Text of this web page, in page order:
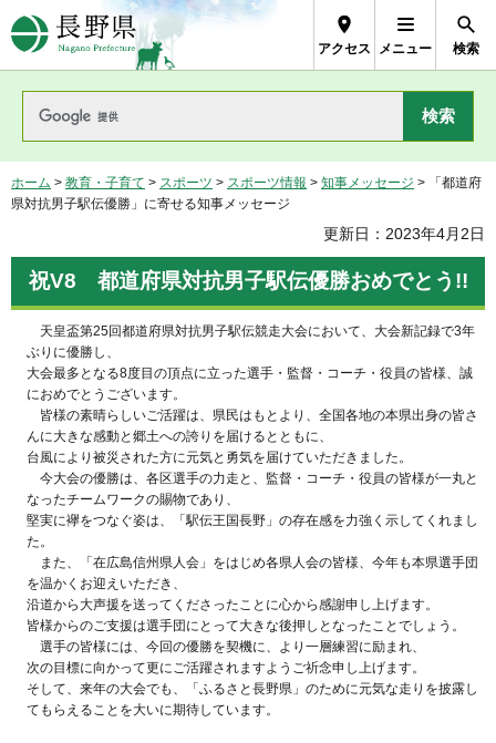
長野県Nagano Prefecture
アクセス メニュー 検索
ホーム > 教育・子育て > スポーツ > スポーツ情報 > 知事メッセージ > 「都道府
県対抗男子駅伝優勝」に寄せる知事メッセージ
更新日：2023年4月2日
祝V8 都道府県対抗男子駅伝優勝おめでとう!!
天皇盃第25回都道府県対抗男子駅伝競走大会において、大会新記録で3年
ぶりに優勝し、
大会最多となる8度目の頂点に立った選手・監督・コーチ・役員の皆様、誠
におめでとうございます。
皆様の素晴らしいご活躍は、県民はもとより、全国各地の本県出身の皆さ
んに大きな感動と郷土への誇りを届けるとともに、
台風により被災された方に元気と勇気を届けていただきました。
今大会の優勝は、各区選手の力走と、監督・コーチ・役員の皆様が一丸と
なったチームワークの賜物であり、
堅実に襷をつなぐ姿は、「駅伝王国長野」の存在感を力強く示してくれまし
た。
また、「在広島信州県人会」をはじめ各県人会の皆様、今年も本県選手団
を温かくお迎えいただき、
沿道から大声援を送ってくださったことに心から感謝申し上げます。
皆様からのご支援は選手団にとって大きな後押しとなったことでしょう。
選手の皆様には、今回の優勝を契機に、より一層練習に励まれ、
次の目標に向かって更にご活躍されますようご祈念申し上げます。
そして、来年の大会でも、「ふるさと長野県」のために元気な走りを披露し
てもらえることを大いに期待しています。